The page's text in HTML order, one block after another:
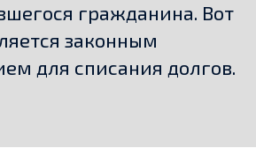
гражданина. Вот
законным
для списания долгов.